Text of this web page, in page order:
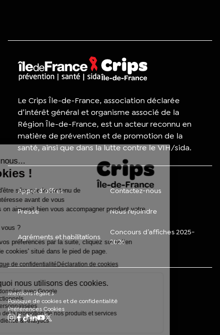
Le Crips Île-de-France, association déclarée
d’intérêt général et organisme associé de la
Région Île-de-France, est un acteur reconnu en
matière de prévention et de promotion de la
santé, ainsi que dans la lutte contre le VIH/sida.
Appel d'offres Contactez-nous
Presse Nous rejoindre
Agréments et habilitations
Concours d’affiches 2025-
2026
Mentions légales
Politique de cookies et de confidentialité
Préférences Cookies